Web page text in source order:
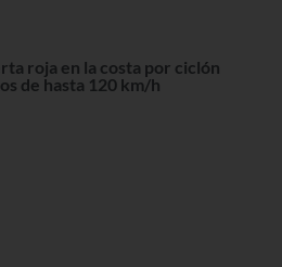
roja en la costa por ciclón
de hasta 120 km/h